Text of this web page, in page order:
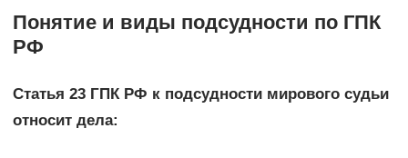
Понятие и виды подсудности по ГПК
РФ
Статья 23 ГПК РФ к подсудности мирового судьи
относит дела: